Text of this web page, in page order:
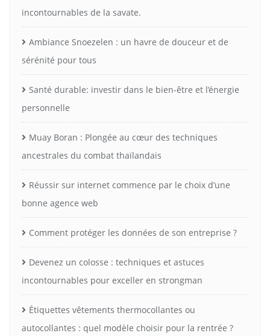
incontournables de la savate.
Ambiance Snoezelen : un havre de douceur et de
sérénité pour tous
Santé durable: investir dans le bien-être et l’énergie
personnelle
Muay Boran : Plongée au cœur des techniques
ancestrales du combat thaïlandais
Réussir sur internet commence par le choix d’une
bonne agence web
Comment protéger les données de son entreprise ?
Devenez un colosse : techniques et astuces
incontournables pour exceller en strongman
Étiquettes vêtements thermocollantes ou
autocollantes : quel modèle choisir pour la rentrée ?